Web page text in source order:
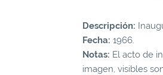
Descripción:
Fecha: 1966.
Notas: El acto de
imagen, visibles